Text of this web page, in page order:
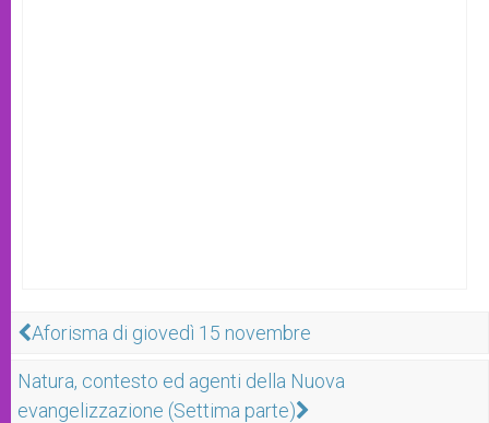
Aforisma di giovedì 15 novembre
Natura, contesto ed agenti della Nuova
evangelizzazione (Settima parte)